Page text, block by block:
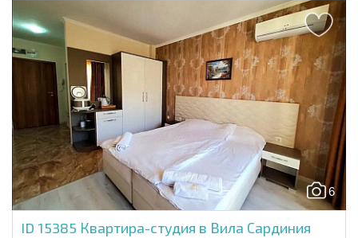
6
ID 15385 Квартира-студия в Вила Сардиния